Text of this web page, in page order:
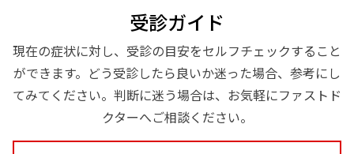
受診ガイド
現在の症状に対し、受診の目安をセルフチェックすること
ができます。どう受診したら良いか迷った場合、参考にし
てみてください。判断に迷う場合は、お気軽にファストド
クターへご相談ください。